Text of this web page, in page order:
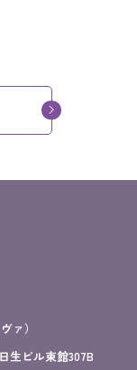
ァ）
生ビル東館307B